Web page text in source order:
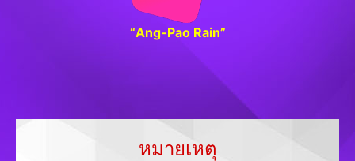
“Ang-Pao Rain”
หมายเหตุ